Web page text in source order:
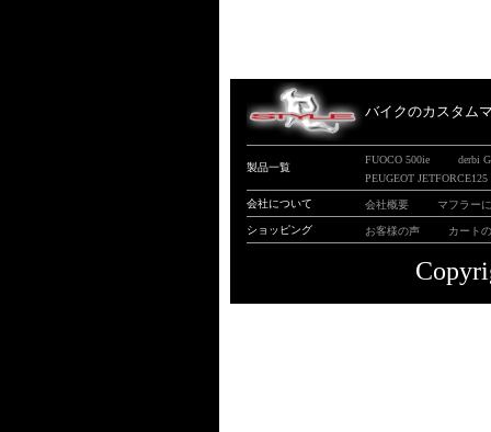
バイクのカスタム
製品一覧
FUOCO 500ie
derbi
PEUGEOT JETFORCE125
会社について 会社概要 マフラー
ショッピング お客様の声 カート